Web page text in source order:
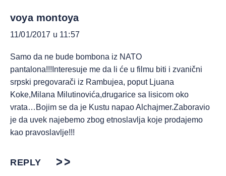
voya montoya
11/01/2017 u 11:57
Samo da ne bude bombona iz NATO
pantalona!!!Interesuje me da li će u filmu biti i zvanični
srpski pregovarači iz Rambujea, poput Ljuana
Koke,Milana Milutinovića,drugarice sa lisicom oko
vrata…Bojim se da je Kustu napao Alchajmer.Zaboravio
je da uvek najebemo zbog etnoslavlja koje prodajemo
kao pravoslavlje!!!
REPLY